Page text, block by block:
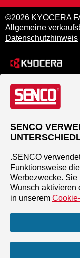
©2026 KYOCERA
Allgemeine
Datenschutzhinweis
SENCO
.SENCO
Funktionsweise
Werbezwecke.
Wunsch aktivieren
in unserem